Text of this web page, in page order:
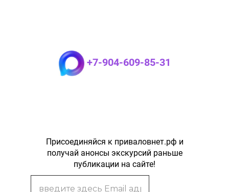
+7-904-609-85-31
Присоединяйся к приваловнет.рф и
получай анонсы экскурсий раньше
публикации на сайте!